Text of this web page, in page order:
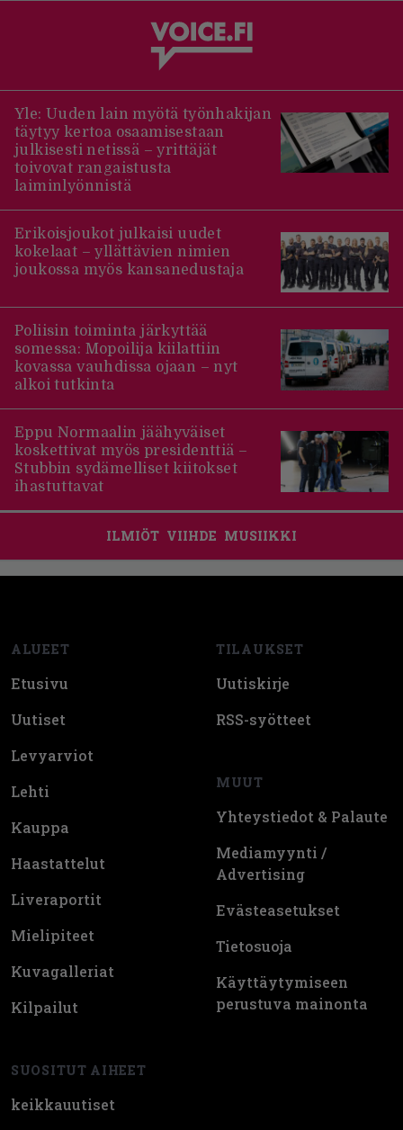
Yle: Uuden lain myötä työnhakijan
täytyy kertoa osaamisestaan
julkisesti netissä – yrittäjät
toivovat rangaistusta
laiminlyönnistä
Erikoisjoukot julkaisi uudet
kokelaat – yllättävien nimien
joukossa myös kansanedustaja
Poliisin toiminta järkyttää
somessa: Mopoilija kiilattiin
kovassa vauhdissa ojaan – nyt
alkoi tutkinta
Eppu Normaalin jäähyväiset
koskettivat myös presidenttiä –
Stubbin sydämelliset kiitokset
ihastuttavat
ILMIÖT VIIHDE MUSIIKKI
ALUEET
Etusivu
Uutiset
Levyarviot
Lehti
Kauppa
Haastattelut
Liveraportit
Mielipiteet
Kuvagalleriat
Kilpailut
SUOSITUT AIHEET
keikkauutiset
TILAUKSET
Uutiskirje
RSS-syötteet
MUUT
Yhteystiedot & Palaute
Mediamyynti /
Advertising
Evästeasetukset
Tietosuoja
Käyttäytymiseen
perustuva mainonta